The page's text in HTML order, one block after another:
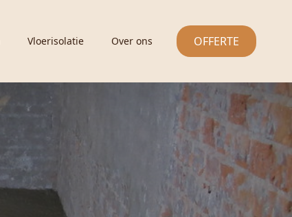
Vloerisolatie Over ons OFFERTE